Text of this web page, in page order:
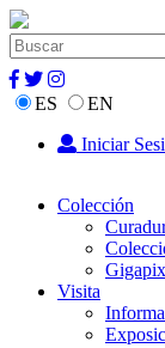
ES
EN
Iniciar
Colección
Visita